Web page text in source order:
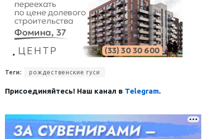
Теги: рождественские гуси
Присоединяйтесь! Наш канал в Telegram.